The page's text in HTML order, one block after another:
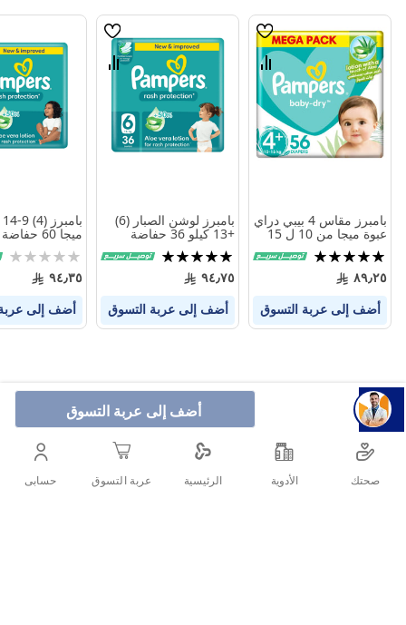
أضف إلى عربة التسوق
قائمة
الامنيات
قارن
بين
المنتجات
بامبرز مقاس 4 بيبي دراي
عبوة ميجا من 10 ل 15
كيلو (56 حفاضة)
تقييم:
100%
٨٩٫٢٥
أضف إلى عربة التسوق
قائمة
قارن
بامبرز لوشن الصبار (6)
+13 كيلو 36 حفاضة
تقييم:
100%
٩٤٫٧٥
أضف إلى عربة التسوق
ميجا 60 حفاضة
Rating:
0%
٩٤٫٣٥
أضف إلى
صحتك الأدوية الرئيسية عربة التسوق حسابى